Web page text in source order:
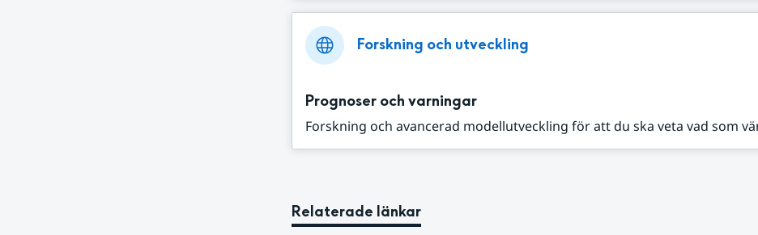
Forskning och utveckling
Prognoser och varningar
Forskning och avancerad modellutveckling för att du ska veta vad som
Relaterade länkar